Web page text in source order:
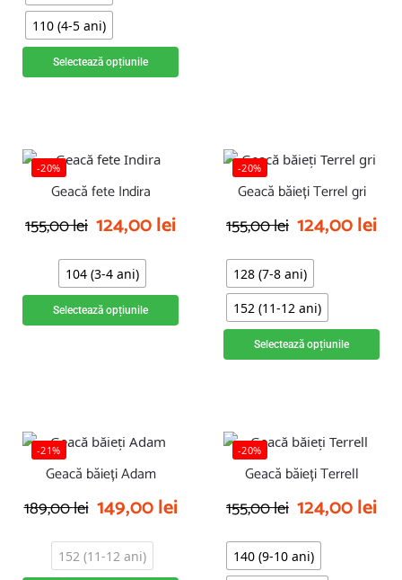
110 (4-5 ani)
Selectează opțiunile
-20%
Geacă fete Indira
155,00lei 124,00lei
104 (3-4 ani)
Selectează opțiunile
-20%
Geacă băieți Terrel gri
155,00lei 124,00lei
128 (7-8 ani)
152 (11-12 ani)
Selectează opțiunile
-21%
Geacă băieți Adam
189,00lei 149,00lei
152 (11-12 ani)
-20%
Geacă băieți Terrell
155,00lei 124,00lei
140 (9-10 ani)